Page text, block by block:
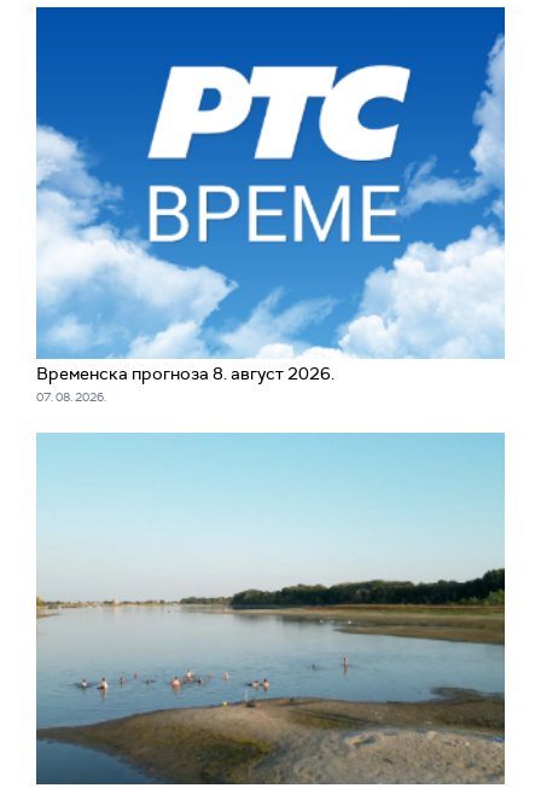
Временска прогноза 8. август 2026.
07. 08. 2026.